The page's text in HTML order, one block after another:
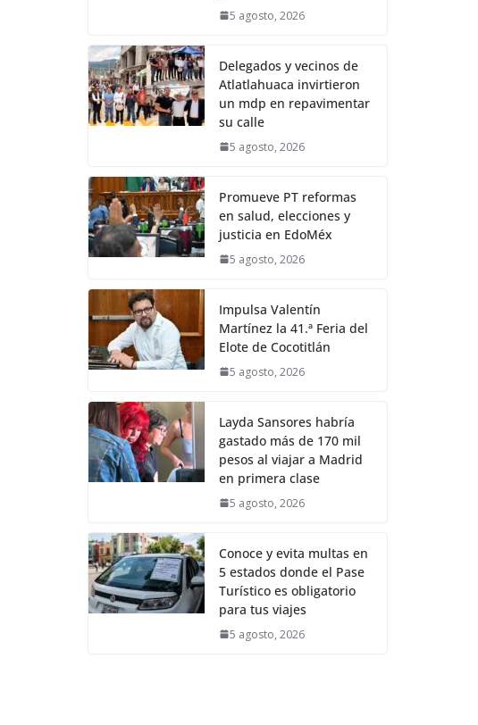
5 agosto, 2026
Delegados y vecinos de
Atlatlahuaca invirtieron
un mdp en repavimentar
su calle
5 agosto, 2026
Promueve PT reformas
en salud, elecciones y
justicia en EdoMéx
5 agosto, 2026
Impulsa Valentín
Martínez la 41.ª Feria del
Elote de Cocotitlán
5 agosto, 2026
Layda Sansores habría
gastado más de 170 mil
pesos al viajar a Madrid
en primera clase
5 agosto, 2026
Conoce y evita multas en
5 estados donde el Pase
Turístico es obligatorio
para tus viajes
5 agosto, 2026